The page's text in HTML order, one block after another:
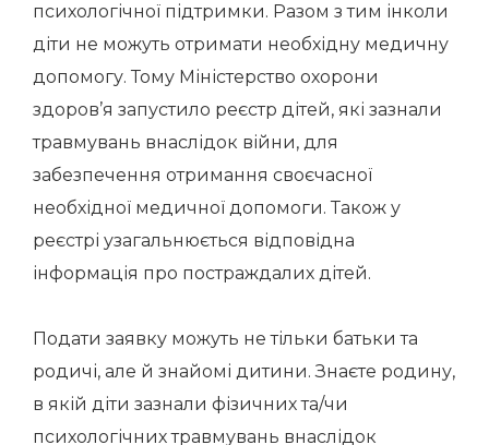
психологічної підтримки. Разом з тим інколи
діти не можуть отримати необхідну медичну
допомогу. Тому Міністерство охорони
здоров’я запустило реєстр дітей, які зазнали
травмувань внаслідок війни, для
забезпечення отримання своєчасної
необхідної медичної допомоги. Також у
реєстрі узагальнюється відповідна
інформація про постраждалих дітей.
Подати заявку можуть не тільки батьки та
родичі, але й знайомі дитини.Знаєте родину,
в якій діти зазнали фізичних та/чи
психологічних травмувань внаслідок